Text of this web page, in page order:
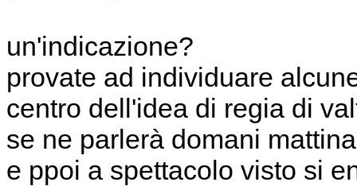
un'indicazione?
provate ad individuare
centro dell'idea di regia di
se ne parlerà domani
e ppoi a spettacolo visto si